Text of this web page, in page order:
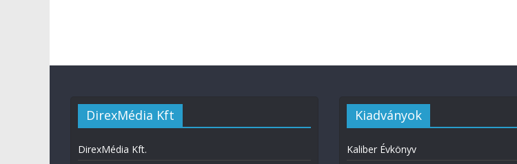
DirexMédia Kft
DirexMédia Kft.
Kiadványok
Kaliber Évkönyv